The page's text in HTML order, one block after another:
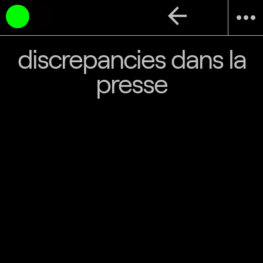
more_horiz
arrow_back
discrepancies dans la
presse